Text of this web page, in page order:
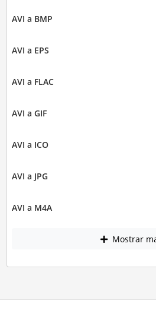
AVI a BMP
AVI a EPS
AVI a FLAC
AVI a GIF
AVI a ICO
AVI a JPG
AVI a M4A
Mostrar